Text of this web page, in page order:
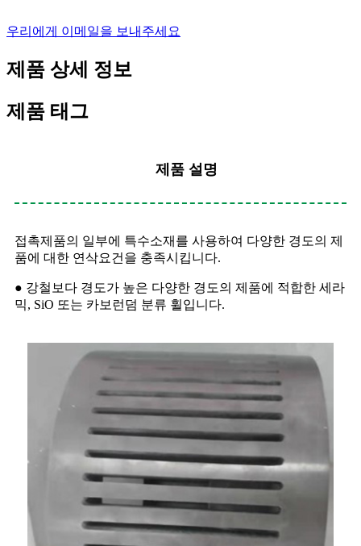
우리에게 이메일을 보내주세요
제품 상세 정보
제품 태그
제품 설명
접촉제품의 일부에 특수소재를 사용하여 다양한 경도의 제
품에 대한 연삭요건을 충족시킵니다.
● 강철보다 경도가 높은 다양한 경도의 제품에 적합한 세라
믹, SiO 또는 카보런덤 분류 휠입니다.